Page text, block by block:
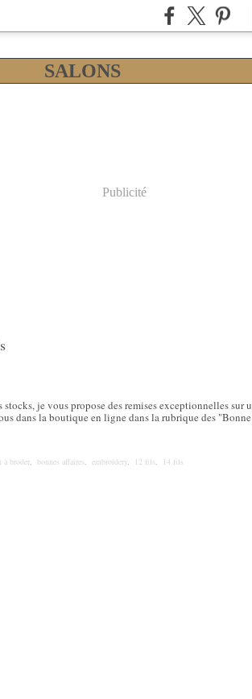
SALONS
Publicité
je vous propose des remises exceptionnelles sur u
dans la boutique en ligne dans la rubrique des "Bonne
à broder, bonnes affaires, embroidery, 12 fils,
14 fils